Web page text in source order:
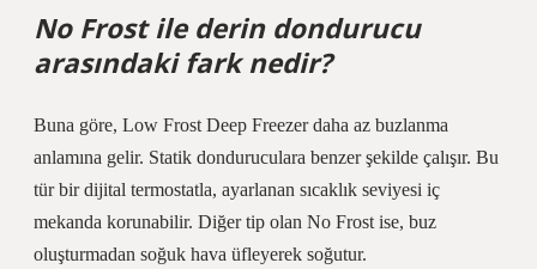
No Frost ile derin dondurucu
arasındaki fark nedir?
Buna göre, Low Frost Deep Freezer daha az buzlanma
anlamına gelir. Statik donduruculara benzer şekilde çalışır. Bu
tür bir dijital termostatla, ayarlanan sıcaklık seviyesi iç
mekanda korunabilir. Diğer tip olan No Frost ise, buz
oluşturmadan soğuk hava üfleyerek soğutur.